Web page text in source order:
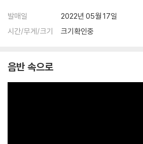
발매일
2022년 05월 17일
시간/무게/크기
크기확인중
음반 속으로